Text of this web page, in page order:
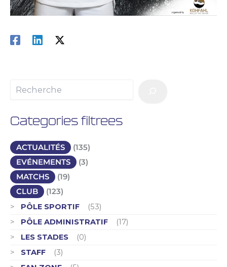
Categories filtrees
ACTUALITÉS
(135)
EVÉNEMENTS
(3)
MATCHS
(19)
CLUB
(123)
PÔLE SPORTIF
(53)
PÔLE ADMINISTRATIF
(17)
LES STADES
(0)
STAFF
(3)